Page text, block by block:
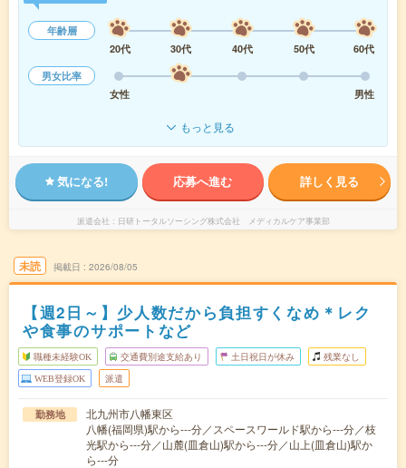
年齢層
20代
30代 40代 50代
60代
男女比率
女性
男性
もっと見る
気になる! 応募へ進む 詳しく見る
派遣会社 日研トータルソーシング株式会社 メディカルケア事業部
未読 掲載日 2026/08/05
【週2日～】少人数だから負担すくなめ＊レク
や食事のサポートなど
職種未経験OK 交通費別途支給あり 土日祝日が休み 残業なし
WEB登録OK 派遣
勤務地
北九州市八幡東区
八幡(福岡県)駅から---分／スペースワールド駅から---分／枝
光駅から---分／山麓(皿倉山)駅から---分／山上(皿倉山)駅か
ら---分